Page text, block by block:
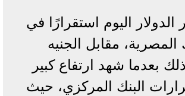
اليوم استقرارًا في
المصرية، مقابل الجنيه
بعدما شهد ارتفاع كبير
البنك المركزي، حيث